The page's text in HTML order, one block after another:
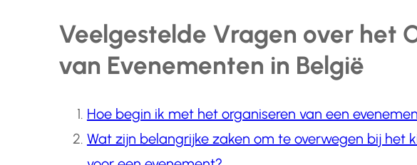
Veelgestelde Vragen over het
van Evenementen in België
Hoe begin ik met het organiseren van een
Wat zijn belangrijke zaken om te overwegen bij het